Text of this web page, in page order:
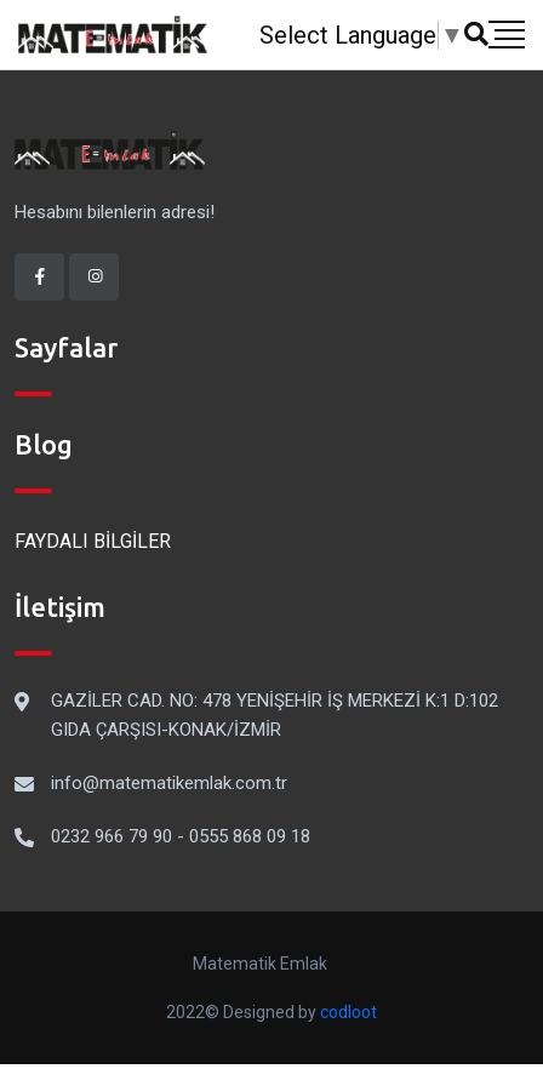
Select Language ▼
Hesabını bilenlerin adresi!
Sayfalar
Blog
FAYDALI BİLGİLER
İletişim
GAZİLER CAD. NO: 478 YENİŞEHİR İŞ MERKEZİ K:1 D:102
GIDA ÇARŞISI-KONAK/İZMİR
info@matematikemlak.com.tr
0232 966 79 90 - 0555 868 09 18
Matematik Emlak
2022© Designed bycodloot